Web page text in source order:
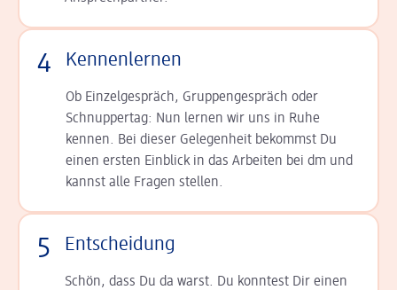
4 Kennenlernen
Ob Einzelgespräch, Grup­pen­gespräch oder
Schnup­per­tag: Nun lernen wir uns in Ruhe
kennen. Bei dieser Gelegenheit bekommst Du
einen ersten Einblick in das Arbeiten bei dm und
kannst alle Fragen stellen.
5 Entscheidung
Schön, dass Du da warst. Du konntest Dir einen